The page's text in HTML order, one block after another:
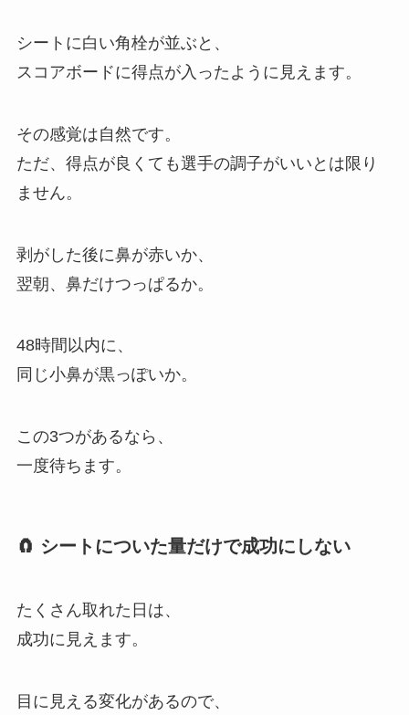
シートに白い角栓が並ぶと、
スコアボードに得点が入ったように見えます。
その感覚は自然です。
ただ、得点が良くても選手の調子がいいとは限り
ません。
剥がした後に鼻が赤いか、
翌朝、鼻だけつっぱるか。
48時間以内に、
同じ小鼻が黒っぽいか。
この3つがあるなら、
一度待ちます。
🧲 シートについた量だけで成功にしない
たくさん取れた日は、
成功に見えます。
目に見える変化があるので、